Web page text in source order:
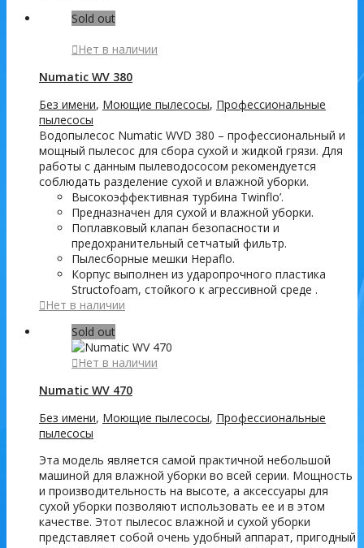
Sold out
Нет в наличии
Numatic WV 380
Без имени, Моющие пылесосы, Профессиональные
пылесосы
Водопылесос Numatic WVD 380 – профессиональный и
мощный пылесос для сбора сухой и жидкой грязи. Для
работы с данным пылеводососом рекомендуется
соблюдать разделение сухой и влажной уборки.
Высокоэффективная турбина Twinflo’.
Предназначен для сухой и влажной уборки.
Поплавковый клапан безопасности и
предохранительный сетчатый фильтр.
Пылесборные мешки Hepaflo.
Корпус выполнен из ударопрочного пластика
Structofoam, стойкого к агрессивной среде .
Нет в наличии
Sold out
Нет в наличии
Numatic WV 470
Без имени, Моющие пылесосы, Профессиональные
пылесосы
Эта модель является самой практичной небольшой
машиной для влажной уборки во всей серии. Мощность
и производительность на высоте, а аксессуары для
сухой уборки позволяют использовать ее и в этом
качестве. Этот пылесос влажной и сухой уборки
представляет собой очень удобный аппарат, пригодный